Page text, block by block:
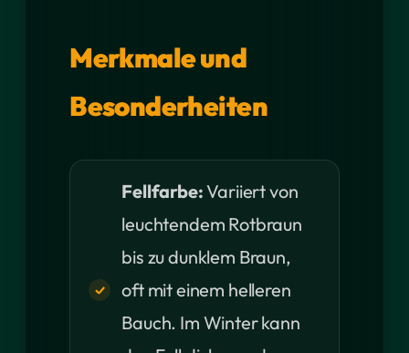
Merkmale und
Besonderheiten
Fellfarbe:Variiert von
leuchtendem Rotbraun
bis zu dunklem Braun,
oft mit einem helleren
Bauch. Im Winter kann